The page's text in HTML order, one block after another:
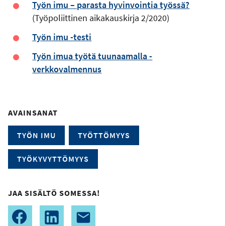
Työn imu – parasta hyvinvointia työssä?
(Työpoliittinen aikakauskirja 2/2020)
Työn imu -testi
Työn imua työtä tuunaamalla -
verkkovalmennus
AVAINSANAT
TYÖN IMU TYÖTTÖMYYS
TYÖKYVYTTÖMYYS
JAA SISÄLTÖ SOMESSA!